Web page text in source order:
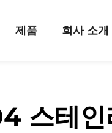
제품 회사 소개
스테